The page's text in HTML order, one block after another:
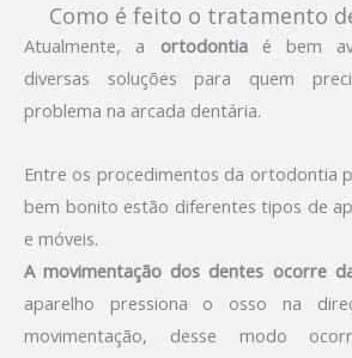
Como é feito o tratamento
Atualmente, a ortodontiaé bem
diversas soluções para quem
problema na arcada dentária.
Entre os procedimentos da ortodontia
bem bonito estão diferentes tipos de
e móveis.
A movimentação dos dentes ocorre
aparelho pressiona o osso na
movimentação, desse modo